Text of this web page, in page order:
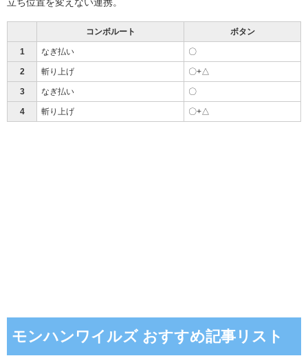
立ち位置を変えない連携。
コンボルート ボタン
1 なぎ払い 〇
2 斬り上げ 〇+△
3 なぎ払い 〇
4 斬り上げ 〇+△
モンハンワイルズ おすすめ記事リスト